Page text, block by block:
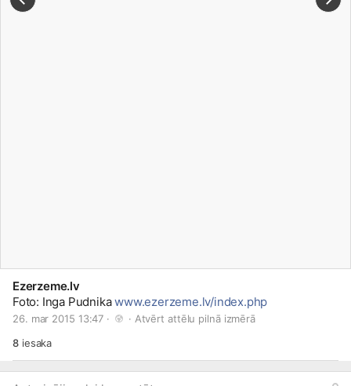
Ezerzeme.lv
Foto: Inga Pudnikawww.ezerzeme.lv/index.php
26. mar 2015 13:47 · · Atvērt attēlu pilnā izmērā
8iesaka